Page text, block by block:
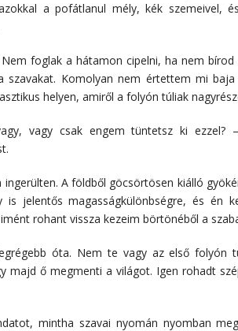
a pofátlanul mély, kék szemeivel,
foglak a hátamon cipelni, ha nem
Komolyan nem értettem mi
helyen, amiről a folyón túliak
vagy csak engem tüntetsz ki ezzel?
ingerülten. A földből göcsörtösen kiálló
jelentős magasságkülönbségre, és én
rohant vissza kezeim börtönéből a
óta. Nem te vagy az első folyón
majd ő megmenti a világot. Igen rohadt
mintha szavai nyomán nyomban